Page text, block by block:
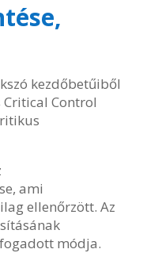
kezdőbetűiből
Control
ami
ellenőrzött. Az
módja.